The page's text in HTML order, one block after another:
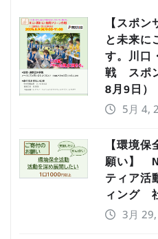
【スポ
と未来に
す。川口
戦 スポ
8月9日）
5月 4,
【環境
願い】
ティア
ィング
3月